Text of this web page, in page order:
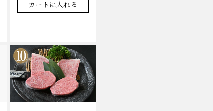
カートに入れる